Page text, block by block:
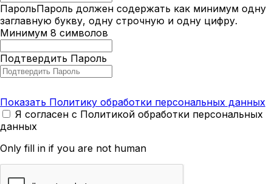
ПарольПароль должен содержать как минимум одну
заглавную букву, одну строчную и одну цифру.
Минимум 8 символов
Подтвердить Пароль
Показать Политику обработки персональных данных
Я согласен с Политикой обработки персональных
данных
Only fill in if you are not human